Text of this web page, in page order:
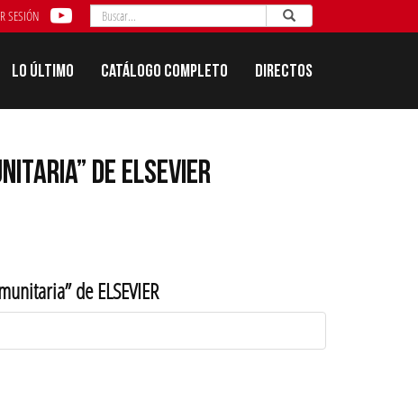
SESIÓN Buscar
Enviar
Buscar
Lo último Catálogo completo Directos
DE ELSEVIER
de ELSEVIER